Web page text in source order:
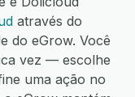
através do
do eGrow. Você
vez — escolhe
uma ação no